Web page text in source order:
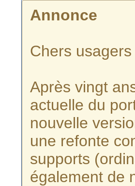
Annonce
Chers
Après vingt
actuelle du
nouvelle
une refonte
supports
également de